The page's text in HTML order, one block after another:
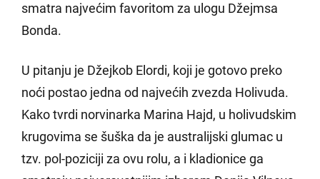
smatra najvećim favoritom za ulogu Džejmsa
Bonda.
U pitanju je Džejkob Elordi, koji je gotovo preko
noći postao jedna od najvećih zvezda Holivuda.
Kako tvrdi norvinarka Marina Hajd, u holivudskim
krugovima se šuška da je australijski glumac u
tzv. pol-poziciji za ovu rolu, a i kladionice ga